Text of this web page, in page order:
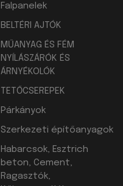
Falpanelek
BELTÉRI AJTÓK
MŰANYAG ÉS FÉM
NYÍLÁSZÁRÓK ÉS
ÁRNYÉKOLÓK
TETŐCSEREPEK
Párkányok
Szerkezeti építőanyagok
Habarcsok, Esztrich
beton, Cement,
Ragasztók,